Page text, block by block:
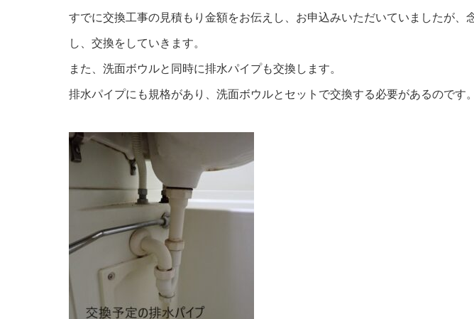
すでに交換工事の見積もり金額をお伝えし、お申込みいただいていましたが
し、交換をしていきます。
また、洗面ボウルと同時に排水パイプも交換します。
排水パイプにも規格があり、洗面ボウルとセットで交換する必要があるのです。